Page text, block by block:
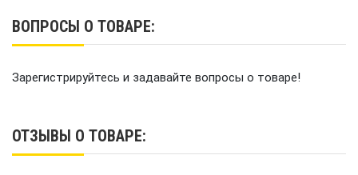
ВОПРОСЫ О ТОВАРЕ:
Зарегистрируйтесь и задавайте вопросы о товаре!
ОТЗЫВЫ О ТОВАРЕ: